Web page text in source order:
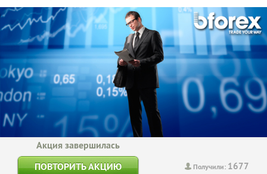
Получили: 1677
Акция завершилась
ПОВТОРИТЬ АКЦИЮ